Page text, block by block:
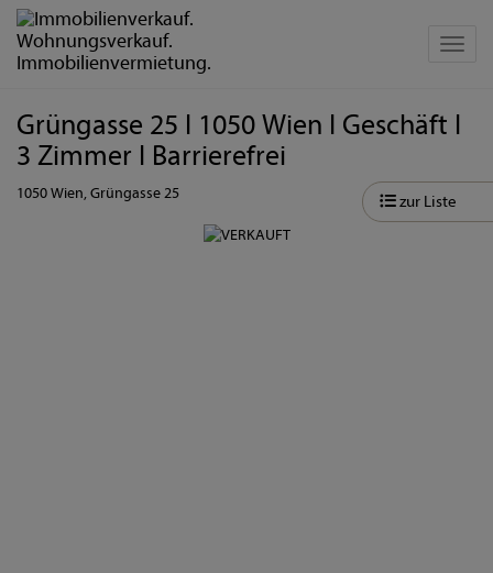
Grüngasse 25 I 1050 Wien I Geschäft I
3 Zimmer I Barrierefrei
1050 Wien, Grüngasse 25 zur Liste